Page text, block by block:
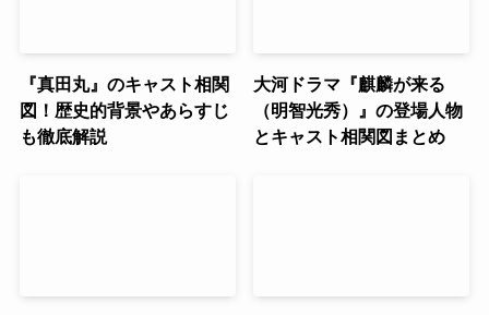
『真田丸』のキャスト相関
図！歴史的背景やあらすじ
も徹底解説
大河ドラマ『麒麟が来る
（明智光秀）』の登場人物
とキャスト相関図まとめ